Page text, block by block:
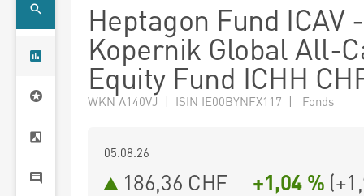
Heptagon Fund ICAV -
Kopernik Global All-
Equity Fund ICHH
WKN A140VJ | ISIN IE00BYNFX117 | Fonds
05.08.26
186,36 CHF +1,04 % (